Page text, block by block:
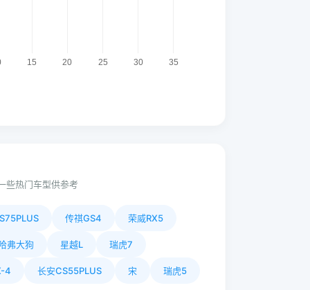
些热门车型供参考
传祺GS4 荣威RX5
弗大狗 星越L 瑞虎7
4 长安CS55PLUS 宋 瑞虎5